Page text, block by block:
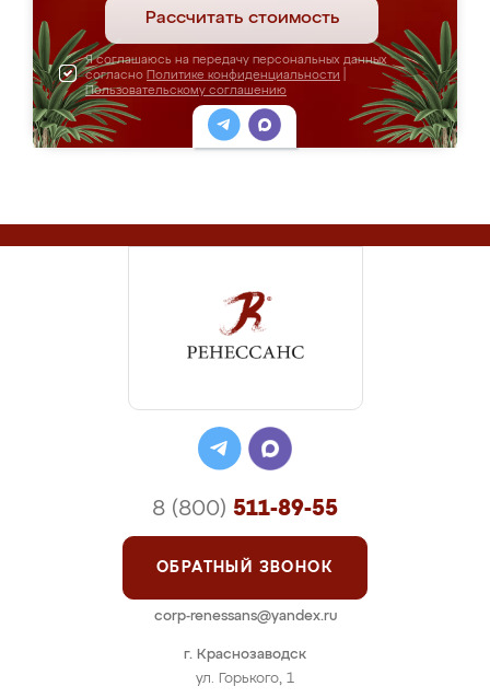
Рассчитать стоимость
Я соглашаюсь на передачу персональных данных
согласно Политике конфиденциальности
Пользовательскому соглашению
г. Краснозаводск
ул. Горького, 1
8 (800) 511-89-55
ОБРАТНЫЙ ЗВОНОК
corp-renessans@yandex.ru